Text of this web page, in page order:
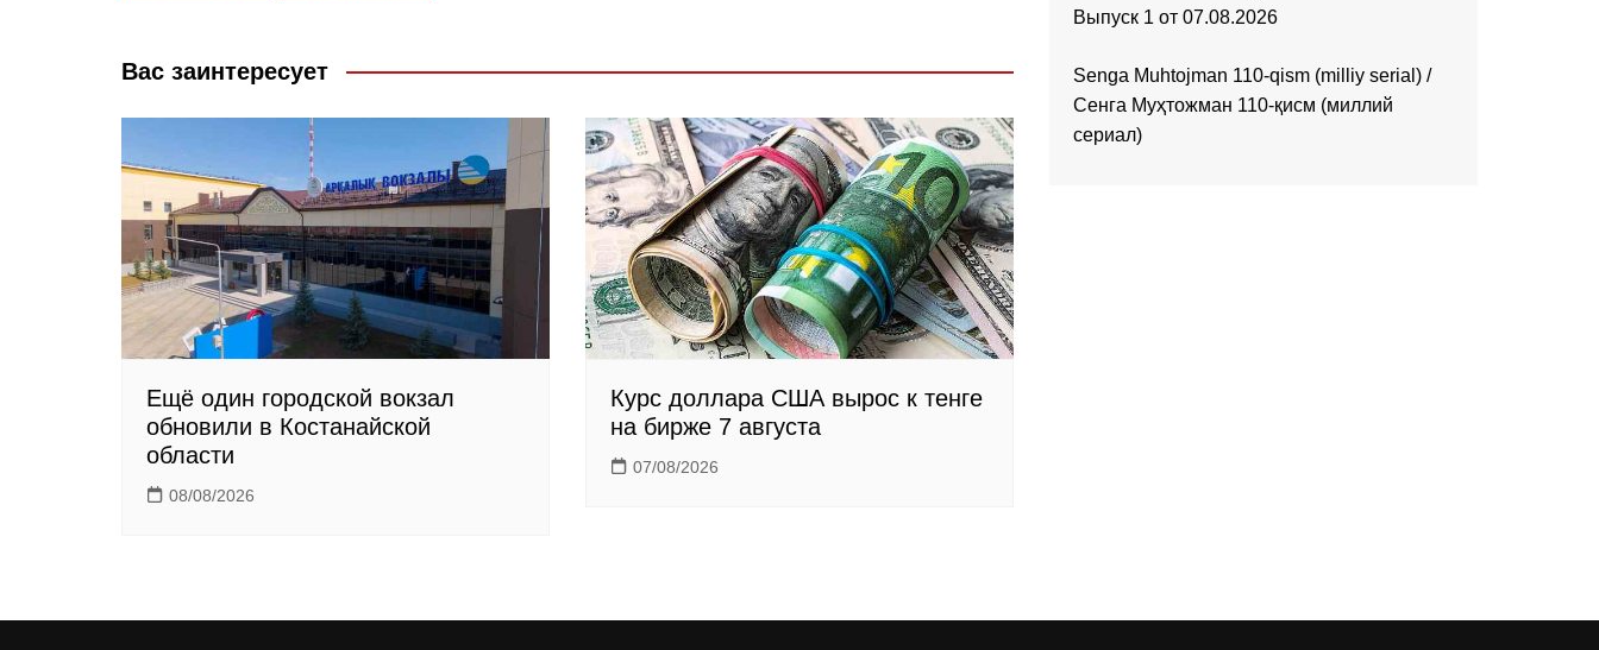
k
s
s
i
k
i
Вас заинтересует
Ещё один городской вокзал
обновили в Костанайской
области
08/08/2026
Курс доллара США вырос к тенге
на бирже 7 августа
07/08/2026
Выпуск 1 от 07.08.2026
Senga Muhtojman 110-qism (milliy serial) /
Сенга Муҳтожман 110-қисм (миллий
сериал)